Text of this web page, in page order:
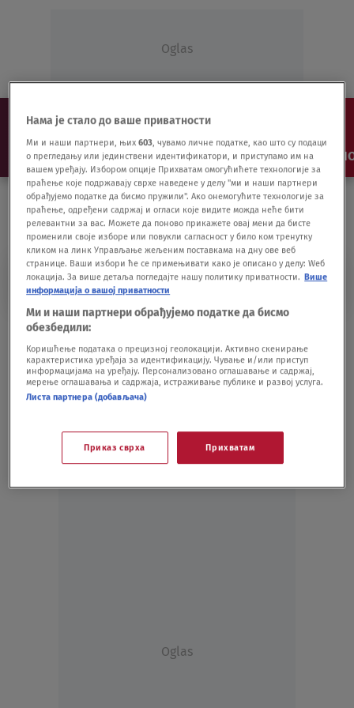
Oglas
NAJNOVIJE VESTI SHOW SPORT VIDEO
ELIO DI RUPO
SPORT - OSTALO15.05.20.
Oglas
Нама је стало до ваше приватности
Ми и наши партнери, њих603, чувамо личне податке, као што су подаци
о прегледању или јединствени идентификатори, и приступамо им на
вашем уређају. Избором опције Прихватам омогућићете технологије за
праћење које подржавају сврхе наведене у делу "ми и наши партнери
обрађујемо податке да бисмо пружили". Ако онемогућите технологије за
праћење, одређени садржај и огласи које видите можда неће бити
релевантни за вас. Можете да поново прикажете овај мени да бисте
променили своје изборе или повукли сагласност у било ком тренутку
кликом на линк Управљање жељеним поставкама на дну ове веб
странице. Ваши избори ће се примењивати како је описано у делу: Wеб
локација. За више детаља погледајте нашу политику приватности. Више
информација о вашој приватности
Ми и наши партнери обрађујемо податке да бисмо
обезбедили:
Коришћење података о прецизној геолокацији. Активно скенирање
карактеристика уређаја за идентификацију. Чување и/или приступ
информацијама на уређају. Персонализовано оглашавање и садржај,
мерење оглашавања и садржаја, истраживање публике и развој услуга.
Листа партнера (добављача)
Приказ сврха Прихватам